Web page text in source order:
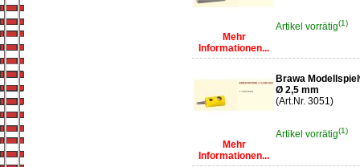
Mehr
Informationen...
Artikel vorrätig(1)
Mehr
Informationen...
Brawa
Ø 2,5 mm
(Art.Nr. 3051)
Artikel vorrätig(1)